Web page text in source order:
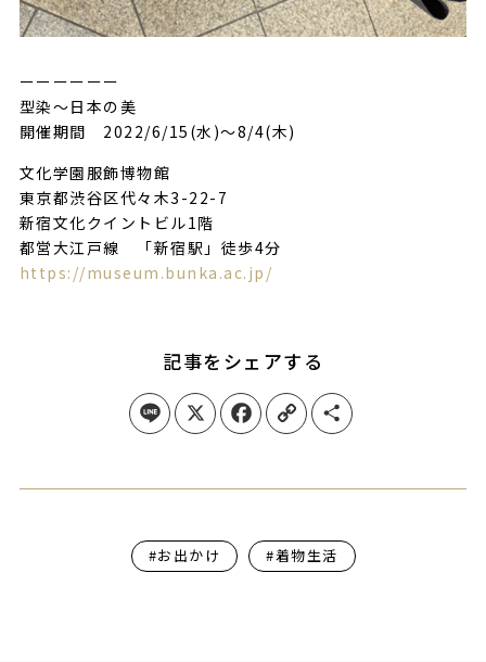
ーーーーーー
型染〜日本の美
開催期間 2022/6/15(水)〜8/4(木)
文化学園服飾博物館
東京都渋谷区代々木3-22-7
新宿文化クイントビル1階
都営大江戸線 「新宿駅」徒歩4分
https://museum.bunka.ac.jp/
記事をシェアする
Line X Facebook Copy Link Share
#お出かけ #着物生活